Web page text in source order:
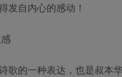
发自内心的感动！
歌的一种表达，也是叔本